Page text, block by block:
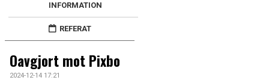
MATCHER
INFORMATION
REFERAT
Oavgjort mot Pixbo
2024-12-14 17:21